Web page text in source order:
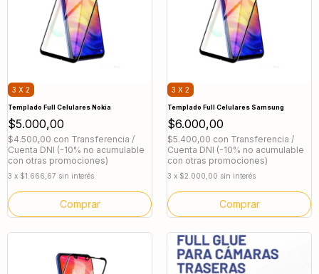
3 X 2
Templado Full Celulares Nokia
$5.000,00
$4.500,00 con Transferencia /
Cuenta DNI (-10% no acumulable
con otras promociones)
3 x $1.666,67 sin interés
Comprar
3 X 2
Templado Full Celulares Samsung
$6.000,00
$5.400,00 con Transferencia /
Cuenta DNI (-10% no acumulable
con otras promociones)
3 x $2.000,00 sin interés
Comprar